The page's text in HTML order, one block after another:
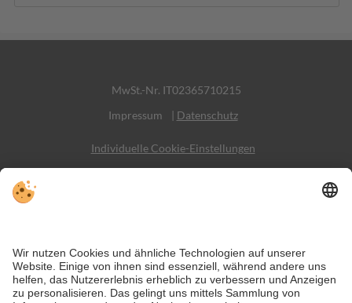
MwSt.-Nr. IT02365710215
Impressum
| Datenschutz
Individuelle Cookie-Einstellungen
Social Media